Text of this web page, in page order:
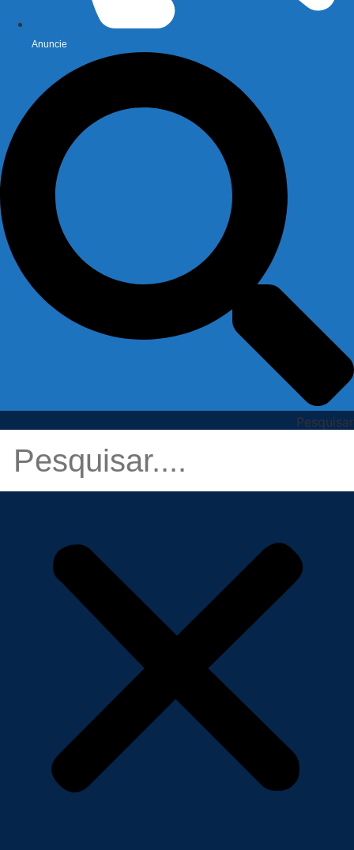
Anuncie
Pesquisar